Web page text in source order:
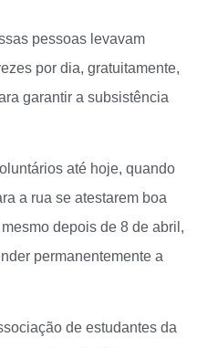
pessoas levavam
por dia, gratuitamente,
garantir a subsistência
até hoje, quando
a rua se atestarem boa
depois de 8 de abril,
permanentemente a
de estudantes da